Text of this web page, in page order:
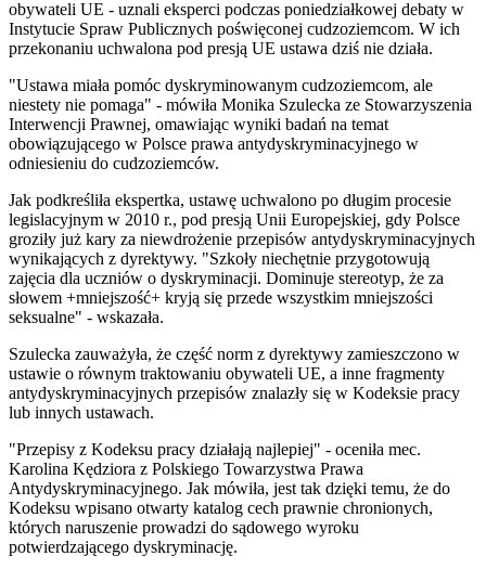
obywateli UE - uznali eksperci podczas poniedziałkowej debaty w
Instytucie Spraw Publicznych poświęconej cudzoziemcom. W ich
przekonaniu uchwalona pod presją UE ustawa dziś nie działa.
"Ustawa miała pomóc dyskryminowanym cudzoziemcom, ale
niestety nie pomaga" - mówiła Monika Szulecka ze Stowarzyszenia
Interwencji Prawnej, omawiając wyniki badań na temat
obowiązującego w Polsce prawa antydyskryminacyjnego w
odniesieniu do cudzoziemców.
Jak podkreśliła ekspertka, ustawę uchwalono po długim procesie
legislacyjnym w 2010 r., pod presją Unii Europejskiej, gdy Polsce
groziły już kary za niewdrożenie przepisów antydyskryminacyjnych
wynikających z dyrektywy. "Szkoły niechętnie przygotowują
zajęcia dla uczniów o dyskryminacji. Dominuje stereotyp, że za
słowem +mniejszość+ kryją się przede wszystkim mniejszości
seksualne" - wskazała.
Szulecka zauważyła, że część norm z dyrektywy zamieszczono w
ustawie o równym traktowaniu obywateli UE, a inne fragmenty
antydyskryminacyjnych przepisów znalazły się w Kodeksie pracy
lub innych ustawach.
"Przepisy z Kodeksu pracy działają najlepiej" - oceniła mec.
Karolina Kędziora z Polskiego Towarzystwa Prawa
Antydyskryminacyjnego. Jak mówiła, jest tak dzięki temu, że do
Kodeksu wpisano otwarty katalog cech prawnie chronionych,
których naruszenie prowadzi do sądowego wyroku
potwierdzającego dyskryminację.